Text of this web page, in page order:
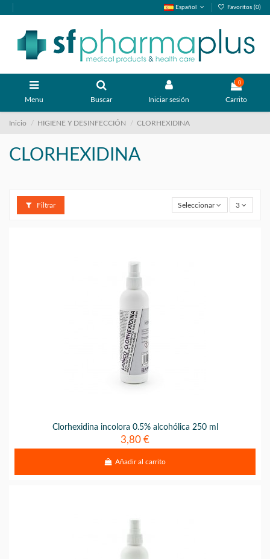
Español Favoritos (0)
Menu Buscar Iniciar sesión
0
Carrito
Inicio HIGIENE Y DESINFECCIÓN CLORHEXIDINA
CLORHEXIDINA
Filtrar Seleccionar 3
Clorhexidina incolora 0.5% alcohólica 250 ml
3,80 €
Añadir al carrito